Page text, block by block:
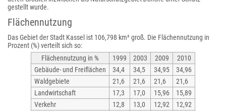
gestellt wurde.
Flächennutzung
Das Gebiet der Stadt Kassel ist 106,798 km² groß. Die Flächennutzung in
Prozent (%) verteilt sich so:
Flächennutzung in %
1999 2003 2009
2010
Gebäude- und Freiflächen
34,4 34,5 34,95
34,96
Waldgebiete
21,6 21,6 21,6
21,6
Landwirtschaft
17,3 17,0 15,96
15,89
Verkehr
12,8 13,0 12,92
12,92